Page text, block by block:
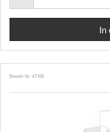
Bestell-Nr. 47168